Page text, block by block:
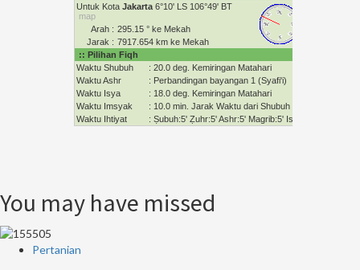
You may have missed
Pertanian